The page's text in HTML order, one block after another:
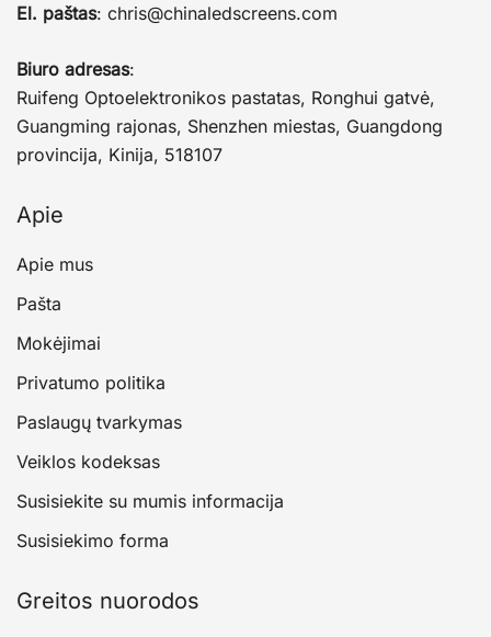
El. paštas: chris@chinaledscreens.com
Biuro adresas:
Ruifeng Optoelektronikos pastatas, Ronghui gatvė,
Guangming rajonas, Shenzhen miestas, Guangdong
provincija, Kinija, 518107
Apie
Apie mus
Pašta
Mokėjimai
Privatumo politika
Paslaugų tvarkymas
Veiklos kodeksas
Susisiekite su mumis informacija
Susisiekimo forma
Greitos nuorodos